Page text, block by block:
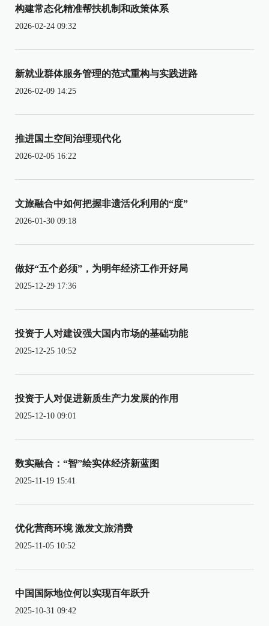
构建常态化精准帮扶机制和政策体系
2026-02-24 09:32
新就业群体服务管理的范式重构与实践进路
2026-02-09 14:25
推进国土空间治理现代化
2026-02-05 16:22
文旅融合中如何把握非遗活化利用的“度”
2026-01-30 09:18
做好“五个必须”，为明年经济工作开好局
2025-12-29 17:36
投资于人对建设强大国内市场的基础功能
2025-12-25 10:52
投资于人对促进新质生产力发展的作用
2025-12-10 09:01
数实融合：“智”绘实体经济新蓝图
2025-11-19 15:41
优化营商环境 激发文旅消费
2025-11-05 10:52
中国国际地位何以实现百年跃升
2025-10-31 09:42